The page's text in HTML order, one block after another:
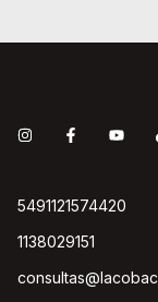
5491121574420
1138029151